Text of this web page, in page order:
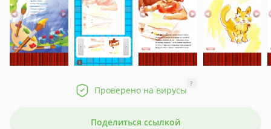
Проверено на вирусы
?
Поделиться ссылкой